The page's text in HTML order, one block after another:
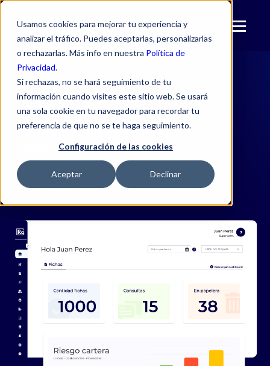
Usamos cookies para mejorar tu experiencia y
analizar el tráfico. Puedes aceptarlas, personalizarlas
o rechazarlas. Más info en nuestra Política de
Privacidad.
Si rechazas, no se hará seguimiento de tu
información cuando visites este sitio web. Se usará
una sola cookie en tu navegador para recordar tu
preferencia de que no se te haga seguimiento.
Configuración de las cookies
Aceptar Declinar
Regcheq Compliance
Cumple con la normativa con el
software más avanzado
Agenda Una Demostración